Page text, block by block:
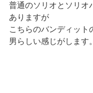
普通のソリオとソリオ
ありますが
こちらのバンディット
男らしい感じがします。